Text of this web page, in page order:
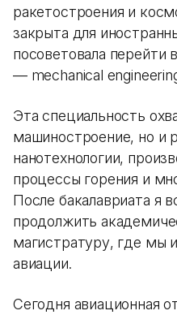
ракетостроения и
закрыта для
посоветовала
— mechanical
Эта специальность
машиностроение, но и
нанотехнологии,
процессы горения и
После бакалавриата я
продолжить
магистратуру, где мы
авиации.
Сегодня авиационная